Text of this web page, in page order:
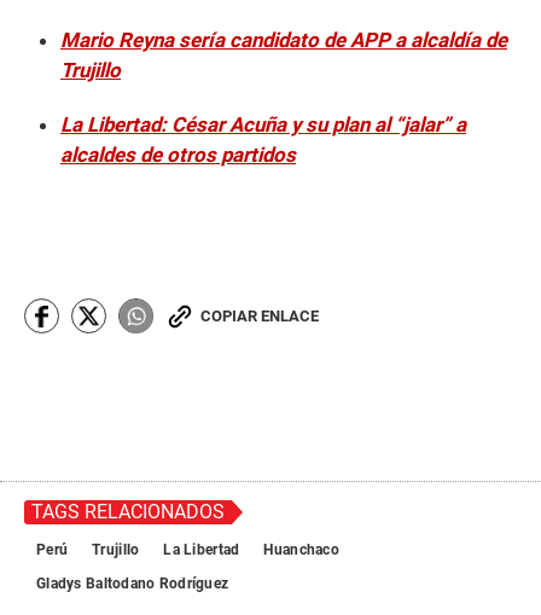
Mario Reyna sería candidato de APP a alcaldía de
Trujillo
La Libertad: César Acuña y su plan al “jalar” a
alcaldes de otros partidos
COPIAR ENLACE
TAGS RELACIONADOS
Perú Trujillo La Libertad
Huanchaco
Gladys Baltodano Rodríguez